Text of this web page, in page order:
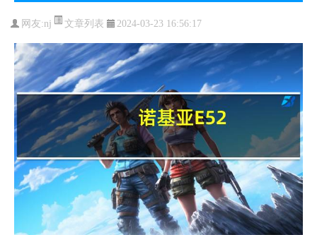
网友:nj 文章列表 2024-03-23 16:56:17